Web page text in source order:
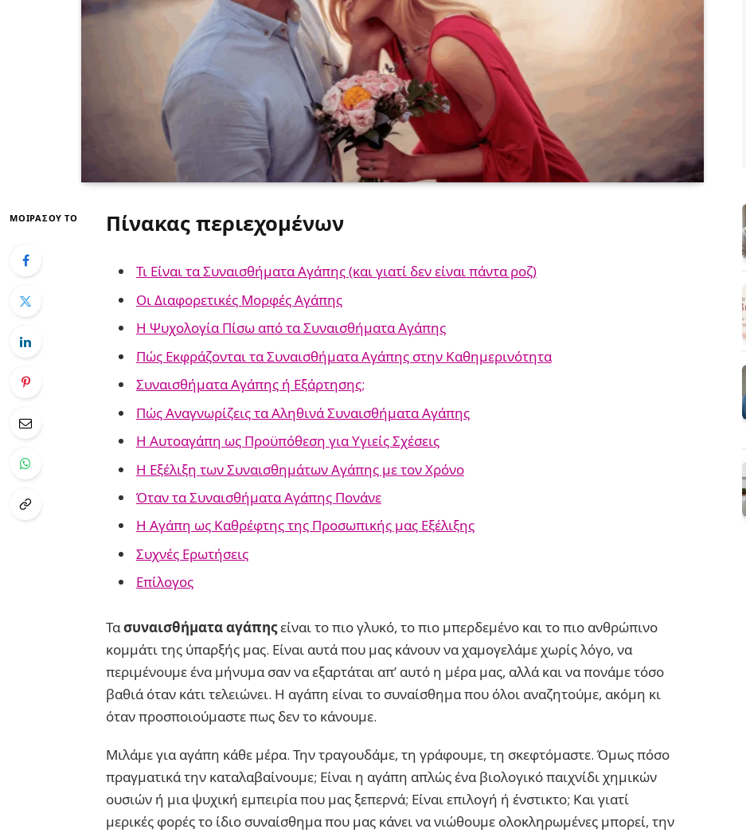
ΜΟΙΡΆΣΟΥ ΤΟ Πίνακας περιεχομένων
Τι Είναι τα Συναισθήματα Αγάπης (και γιατί δεν είναι πάντα ροζ)
Οι Διαφορετικές Μορφές Αγάπης
Η Ψυχολογία Πίσω από τα Συναισθήματα Αγάπης
Πώς Εκφράζονται τα Συναισθήματα Αγάπης στην Καθημερινότητα
Συναισθήματα Αγάπης ή Εξάρτησης;
Πώς Αναγνωρίζεις τα Αληθινά Συναισθήματα Αγάπης
Η Αυτοαγάπη ως Προϋπόθεση για Υγιείς Σχέσεις
Η Εξέλιξη των Συναισθημάτων Αγάπης με τον Χρόνο
Όταν τα Συναισθήματα Αγάπης Πονάνε
Η Αγάπη ως Καθρέφτης της Προσωπικής μας Εξέλιξης
Συχνές Ερωτήσεις
Επίλογος
Τασυναισθήματα αγάπηςείναι το πιο γλυκό, το πιο μπερδεμένο και το πιο ανθρώπινο
κομμάτι της ύπαρξής μας. Είναι αυτά που μας κάνουν να χαμογελάμε χωρίς λόγο, να
περιμένουμε ένα μήνυμα σαν να εξαρτάται απ’ αυτό η μέρα μας, αλλά και να πονάμε τόσο
βαθιά όταν κάτι τελειώνει. Η αγάπη είναι το συναίσθημα που όλοι αναζητούμε, ακόμη κι
όταν προσποιούμαστε πως δεν το κάνουμε.
Μιλάμε για αγάπη κάθε μέρα. Την τραγουδάμε, τη γράφουμε, τη σκεφτόμαστε. Όμως πόσο
πραγματικά την καταλαβαίνουμε; Είναι η αγάπη απλώς ένα βιολογικό παιχνίδι χημικών
ουσιών ή μια ψυχική εμπειρία που μας ξεπερνά; Είναι επιλογή ή ένστικτο; Και γιατί
μερικές φορές το ίδιο συναίσθημα που μας κάνει να νιώθουμε ολοκληρωμένες μπορεί, την